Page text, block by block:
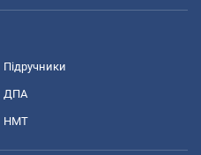
Підручники
ДПА
НМТ